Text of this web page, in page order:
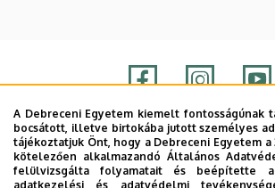
Adatvédelem
Szerzői jog © 2026 Unideb
A Debreceni Egyetem kiemelt fontosságúnak
bocsátott, illetve birtokába jutott személyes
tájékoztatjuk Önt, hogy a Debreceni Egyetem a
kötelezően alkalmazandó Általános
felülvizsgálta folyamatait és beépítette
adatkezelési és adatvédelmi